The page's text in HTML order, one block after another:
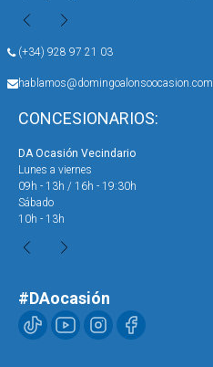
(+34) 928 97 21 03
hablamos@domingoalonsoocasion.com
CONCESIONARIOS:
DA Ocasión Vecindario
Lunes a viernes
09h - 13h / 16h - 19:30h
Sábado
10h - 13h
#DAocasión